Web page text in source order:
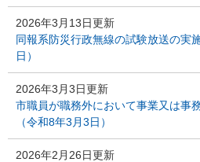
2026年3月13日更新
同報系防災行政無線の試験放送の実
日）
2026年3月3日更新
市職員が職務外において事業又は事
（令和8年3月3日）
2026年2月26日更新